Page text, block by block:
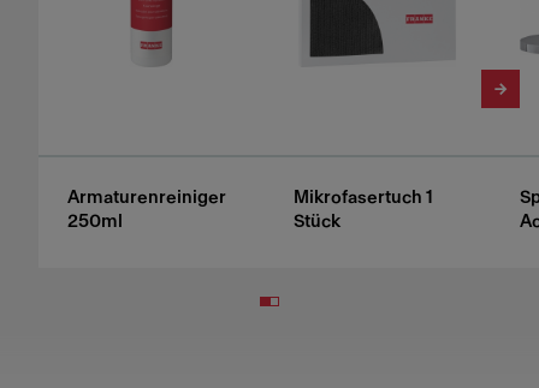
Armaturenreiniger
250ml
Mikrofasertuch 1
Stück